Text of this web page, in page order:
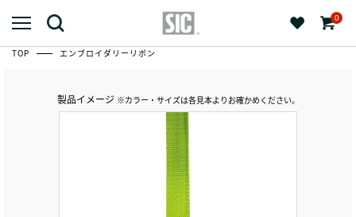
0
TOP エンブロイダリーリボン
製品イメージ ※カラー・サイズは各見本よりお確かめください。